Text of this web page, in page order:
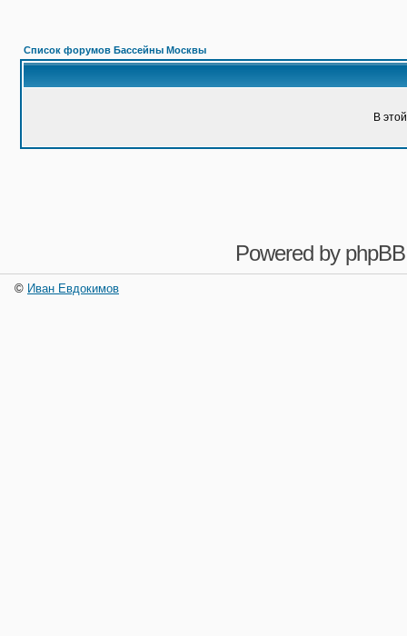
Список форумов Бассейны Москвы
В
Powered by phpBB
© Иван Евдокимов